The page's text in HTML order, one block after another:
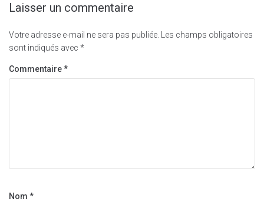
Laisser un commentaire
Votre adresse e-mail ne sera pas publiée. Les champs obligatoires
sont indiqués avec *
Commentaire*
Nom *